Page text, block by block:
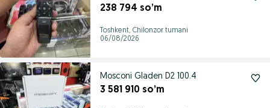
238 794 so’m
Toshkent, Chilonzor tumani
06/08/2026
Mosconi Gladen D2 100.4
3 581 910 so’m